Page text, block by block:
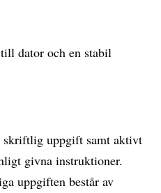
dator och en stabil
skriftlig uppgift samt aktivt
givna instruktioner.
uppgiften består av